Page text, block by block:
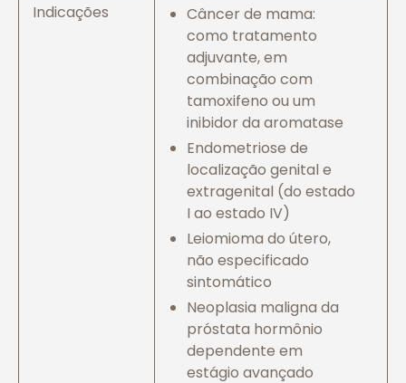
Indicações
Câncer de mama:
como tratamento
adjuvante, em
combinação com
tamoxifeno ou um
inibidor da aromatase
Endometriose de
localização genital e
extragenital (do estado
I ao estado IV)
Leiomioma do útero,
não especificado
sintomático
Neoplasia maligna da
próstata hormônio
dependente em
estágio avançado